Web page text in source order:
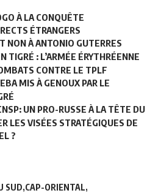
À LA CONQUÊTE
ÉTRANGERS
NON À ANTONIO GUTERRES
TIGRÉ : L’ARMÉE ÉRYTHRÉENNE
CONTRE LE TPLF
MIS À GENOUX PAR LE
UN PRO-RUSSE À LA TÊTE DU
LES VISÉES STRATÉGIQUES DE
?
SUD CAP-ORIENTAL